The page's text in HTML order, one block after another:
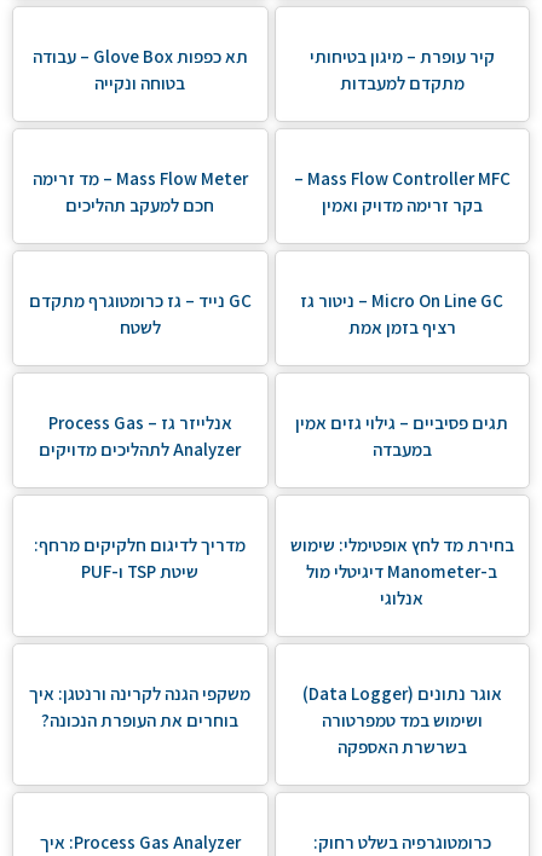
קיר עופרת – מיגון בטיחותי
מתקדם למעבדות
תא כפפות Glove Box – עבודה
בטוחה ונקייה
Mass Flow Controller MFC –
בקר זרימה מדויק ואמין
Mass Flow Meter – מד זרימה
חכם למעקב תהליכים
Micro On Line GC – ניטור גז
רציף בזמן אמת
GC נייד – גז כרומטוגרף מתקדם
לשטח
תגים פסיביים – גילוי גזים אמין
במעבדה
אנלייזר גז – Process Gas
Analyzer לתהליכים מדויקים
בחירת מד לחץ אופטימלי: שימוש
ב-Manometer דיגיטלי מול
אנלוגי
מדריך לדיגום חלקיקים מרחף:
שיטת TSP ו-PUF
אוגר נתונים (Data Logger)
ושימוש במד טמפרטורה
בשרשרת האספקה
משקפי הגנה לקרינה ורנטגן: איך
בוחרים את העופרת הנכונה?
כרומטוגרפיה בשלט רחוק:
Process Gas Analyzer: איך